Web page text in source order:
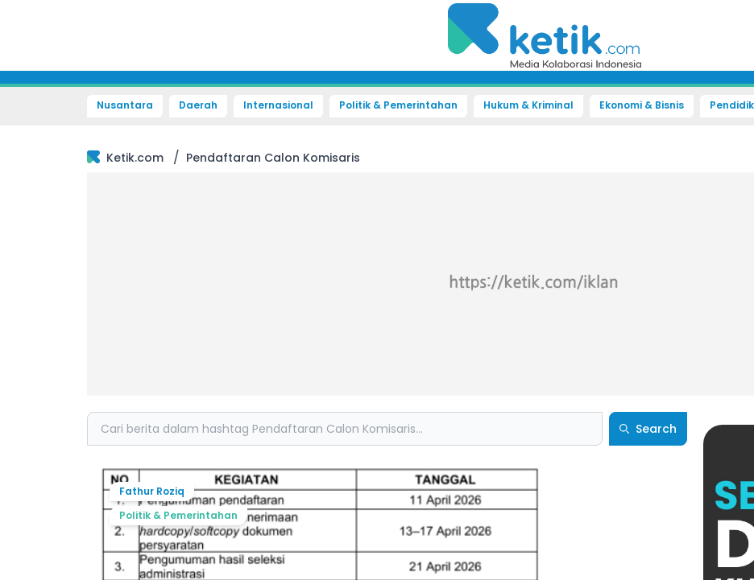
Nusantara Daerah Internasional Politik & Pemerintahan Hukum & Kriminal Ekonomi & Bisnis
Ketik.com / Pendaftaran Calon Komisaris
Search Search
Fathur Roziq
Politik & Pemerintahan